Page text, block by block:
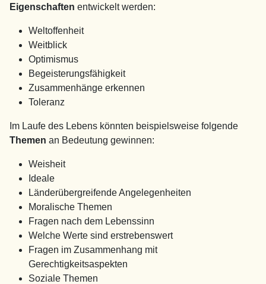
Eigenschaften entwickelt werden:
Weltoffenheit
Weitblick
Optimismus
Begeisterungsfähigkeit
Zusammenhänge erkennen
Toleranz
Im Laufe des Lebens könnten beispielsweise folgende
Themen an Bedeutung gewinnen:
Weisheit
Ideale
Länderübergreifende Angelegenheiten
Moralische Themen
Fragen nach dem Lebenssinn
Welche Werte sind erstrebenswert
Fragen im Zusammenhang mit
Gerechtigkeitsaspekten
Soziale Themen